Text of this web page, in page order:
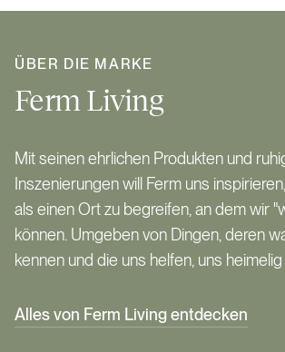
ÜBER DIE MARKE
Ferm Living
Mit seinen ehrlichen Produkten und
Inszenierungen will Ferm uns
als einen Ort zu begreifen, an dem wir
können. Umgeben von Dingen, deren
kennen und die uns helfen, uns heimelig
Alles von Ferm Living entdecken